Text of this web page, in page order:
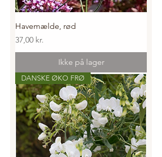
Havemælde, rød
Pris
37,00 kr.
Ikke på lager
DANSKE ØKO FRØ